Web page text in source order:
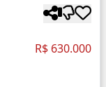
R$ 630.000